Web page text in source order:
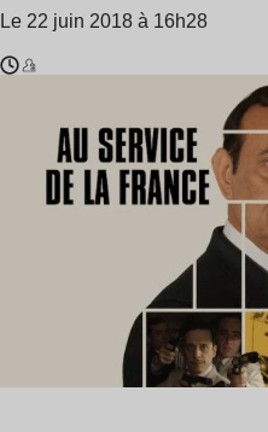
Le 22 juin 2018 à 16h28